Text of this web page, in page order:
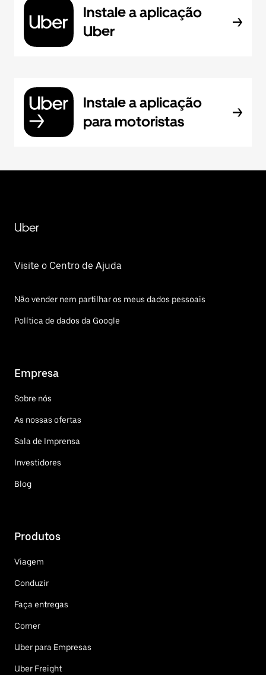
Instale a aplicação
Uber
Instale a aplicação
para motoristas
Uber
Visite o Centro de Ajuda
Não vender nem partilhar os meus dados pessoais
Política de dados da Google
Empresa
Sobre nós
As nossas ofertas
Sala de Imprensa
Investidores
Blog
Produtos
Viagem
Conduzir
Faça entregas
Comer
Uber para Empresas
Uber Freight